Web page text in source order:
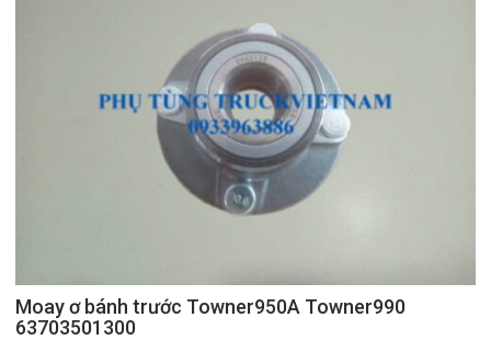
Moay ơ bánh trước Towner950A Towner990
63703501300